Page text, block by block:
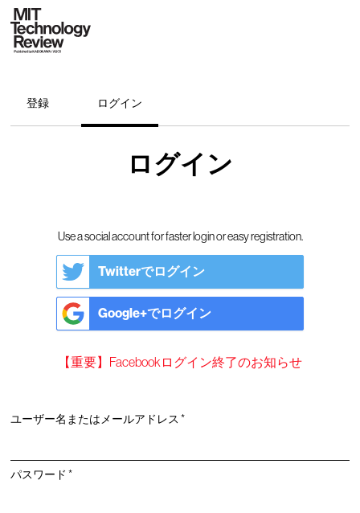
登録 ログイン
ログイン
Use a social account for faster login or easy registration.
Twitterでログイン
Google+でログイン
【重要】Facebookログイン終了のお知らせ
ユーザー名またはメールアドレス*必
パスワード*必